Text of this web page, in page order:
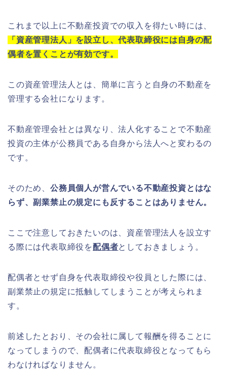
これまで以上に不動産投資での収入を得たい時には、
「資産管理法人」を設立し、代表取締役には自身の配
偶者を置くことが有効です。
この資産管理法人とは、簡単に言うと自身の不動産を
管理する会社になります。
不動産管理会社とは異なり、法人化することで不動産
投資の主体が公務員である自身から法人へと変わるの
です。
そのため、 公務員個人が営んでいる不動産投資とはな
らず、副業禁止の規定にも反することはありません。
ここで注意しておきたいのは、資産管理法人を設立す
る際には代表取締役を配偶者としておきましょう。
配偶者とせず自身を代表取締役や役員とした際には、
副業禁止の規定に抵触してしまうことが考えられま
す。
前述したとおり、その会社に属して報酬を得ることに
なってしまうので、配偶者に代表取締役となってもら
わなければなりません。